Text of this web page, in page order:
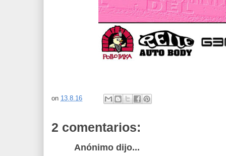
on 13.8.16
2 comentarios:
Anónimo dijo...